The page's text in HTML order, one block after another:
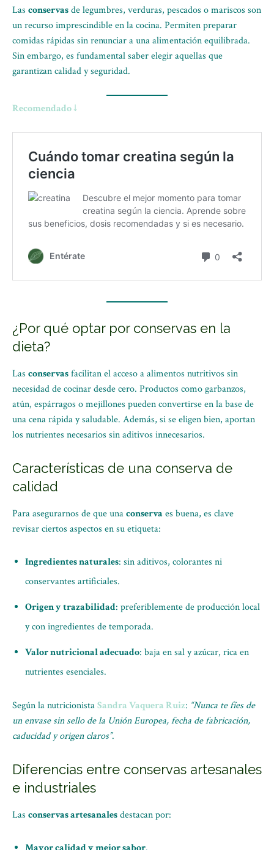
Las conservasde legumbres, verduras, pescados o mariscos son
un recurso imprescindible en la cocina. Permiten preparar
comidas rápidas sin renunciar a una alimentación equilibrada.
Sin embargo, es fundamental saber elegir aquellas que
garantizan calidad y seguridad.
Recomendado ↓
¿Por qué optar por conservas en la
dieta?
Las conservasfacilitan el acceso a alimentos nutritivos sin
necesidad de cocinar desde cero. Productos como garbanzos,
atún, espárragos o mejillones pueden convertirse en la base de
una cena rápida y saludable. Además, si se eligen bien, aportan
los nutrientes necesarios sin aditivos innecesarios.
Características de una conserva de
calidad
Para asegurarnos de que unaconserva es buena, es clave
revisar ciertos aspectos en su etiqueta:
Ingredientes naturales: sin aditivos, colorantes ni
conservantes artificiales.
Origen y trazabilidad: preferiblemente de producción local
y con ingredientes de temporada.
Valor nutricional adecuado: baja en sal y azúcar, rica en
nutrientes esenciales.
Según la nutricionistaSandra Vaquera Ruiz: “Nunca te fíes de
un envase sin sello de la Unión Europea, fecha de fabricación,
caducidad y origen claros”.
Diferencias entre conservas artesanales
e industriales
Las conservas artesanalesdestacan por: